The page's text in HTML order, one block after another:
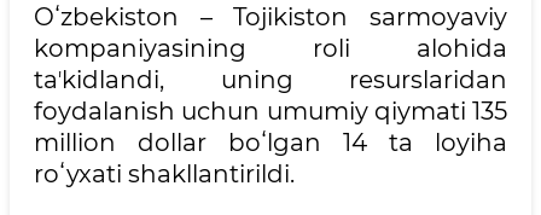
Oʻzbekiston – Tojikiston sarmoyaviy
kompaniyasining roli alohida
taʼkidlandi, uning resurslaridan
foydalanish uchun umumiy qiymati 135
million dollar boʻlgan 14 ta loyiha
roʻyxati shakllantirildi.